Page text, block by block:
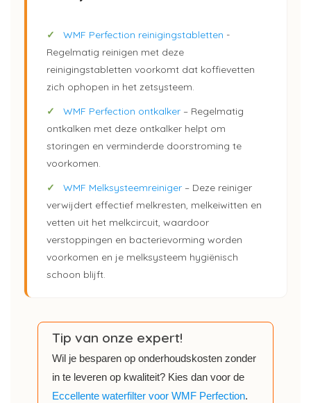
✓ WMF Perfection reinigingstabletten -
Regelmatig reinigen met deze
reinigingstabletten voorkomt dat koffievetten
zich ophopen in het zetsysteem.
✓
WMF Perfection ontkalker – Regelmatig
ontkalken met deze ontkalker helpt om
storingen en verminderde doorstroming te
voorkomen.
✓
WMF Melksysteemreiniger – Deze reiniger
verwijdert effectief melkresten, melkeiwitten en
vetten uit het melkcircuit, waardoor
verstoppingen en bacterievorming worden
voorkomen en je melksysteem hygiënisch
schoon blijft.
Tip van onze expert!
Wil je besparen op onderhoudskosten zonder
in te leveren op kwaliteit? Kies dan voor de
Eccellente waterfilter voor WMF Perfection.